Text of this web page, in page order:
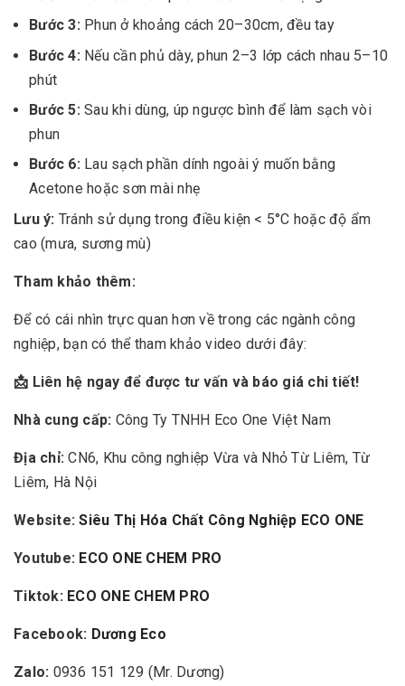
Bước 3: Phun ở khoảng cách 20–30cm, đều tay
Bước 4: Nếu cần phủ dày, phun 2–3 lớp cách nhau 5–10
phút
Bước 5: Sau khi dùng, úp ngược bình để làm sạch vòi
phun
Bước 6: Lau sạch phần dính ngoài ý muốn bằng
Acetone hoặc sơn mài nhẹ
Lưu ý: Tránh sử dụng trong điều kiện < 5°C hoặc độ ẩm
cao (mưa, sương mù)
Tham khảo thêm:
Để có cái nhìn trực quan hơn về trong các ngành công
nghiệp, bạn có thể tham khảo video dưới đây:
📩 Liên hệ ngay để được tư vấn và báo giá chi tiết!
Nhà cung cấp: Công Ty TNHH Eco One Việt Nam
Địa chỉ: CN6, Khu công nghiệp Vừa và Nhỏ Từ Liêm, Từ
Liêm, Hà Nội
Website: Siêu Thị Hóa Chất Công Nghiệp ECO ONE
Youtube: ECO ONE CHEM PRO
Tiktok: ECO ONE CHEM PRO
Facebook: Dương Eco
Zalo: 0936 151 129 (Mr. Dương)